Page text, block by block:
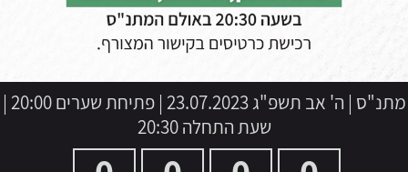
מתנ"ס | ה' אב תשפ"ג
23.07.2023 | פתיחת שערים 20:00 |
שעת התחלה 20:30